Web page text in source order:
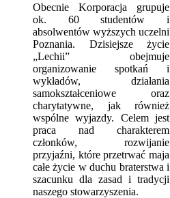
Obecnie Korporacja grupuje
ok. 60 studentów i
absolwentów wyższych uczelni
Poznania. Dzisiejsze życie
„Lechii” obejmuje
organizowanie spotkań i
wykładów, działania
samokształceniowe oraz
charytatywne, jak również
wspólne wyjazdy. Celem jest
praca nad charakterem
członków, rozwijanie
przyjaźni, które przetrwać maja
całe życie w duchu braterstwa i
szacunku dla zasad i tradycji
naszego stowarzyszenia.